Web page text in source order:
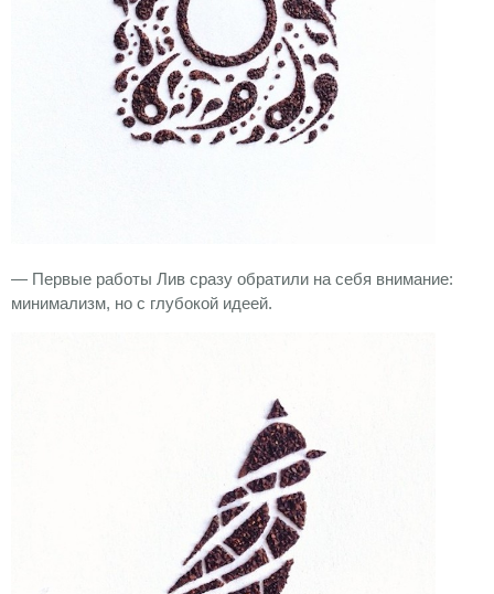
— Первые работы Лив сразу обратили на себя внимание:
минимализм, но с глубокой идеей.